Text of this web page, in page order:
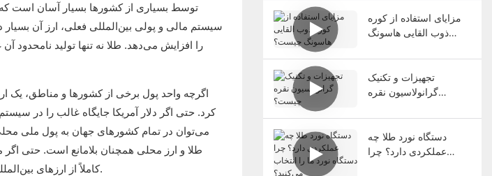
توسط بسیاری از کشورها بسیار آسان است که
سیستم مالی و پولی بین‌المللی فعلی، ارز آن بسیار
را افزایش می‌دهد. طلا نه تنها تولید
کرد. حتی اگر دلار آمریکا جایگاه غالب را در
می‌توان در تمام کشورهای جهان به پول ملی محلی
طلا و ارز محلی همچنان بلامانع است. حتی
کاملاً از ارزهای بین‌المللی مانند دلار، یورو، ین، پوند و فرانک سوئیس بی‌اطلاع هستند، اما کاملاً به ارزش طلا اطمینان دارند.
مزایای استفاده از کوره
ذوب القایی هاسونگ
تجهیزات و تکنیک
گرانولاسیون نقره
دستگاه نورد طلا چه
عملکردی دارد؟ چرا